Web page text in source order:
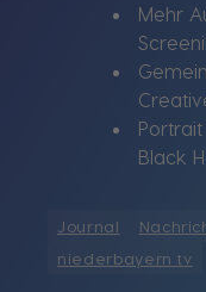
Mehr
Black
Journal
niederbayern tv